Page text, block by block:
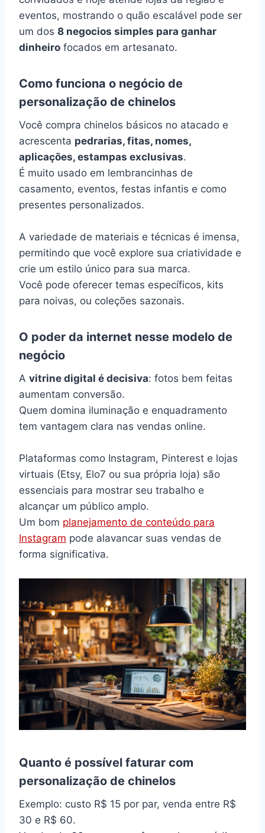
eventos, mostrando o quão escalável pode ser
um dos 8 negocios simples para ganhar
dinheiro focados em artesanato.
Como funciona o negócio de
personalização de chinelos
Você compra chinelos básicos no atacado e
acrescenta pedrarias, fitas, nomes,
aplicações, estampas exclusivas.
É muito usado em lembrancinhas de
casamento, eventos, festas infantis e como
presentes personalizados.
A variedade de materiais e técnicas é imensa,
permitindo que você explore sua criatividade e
crie um estilo único para sua marca.
Você pode oferecer temas específicos, kits
para noivas, ou coleções sazonais.
O poder da internet nesse modelo de
negócio
A vitrine digital é decisiva: fotos bem feitas
aumentam conversão.
Quem domina iluminação e enquadramento
tem vantagem clara nas vendas online.
Plataformas como Instagram, Pinterest e lojas
virtuais (Etsy, Elo7 ou sua própria loja) são
essenciais para mostrar seu trabalho e
alcançar um público amplo.
Um bom planejamento de conteúdo para
Instagram pode alavancar suas vendas de
forma significativa.
Quanto é possível faturar com
personalização de chinelos
Exemplo: custo R$ 15 por par, venda entre R$
30 e R$ 60.